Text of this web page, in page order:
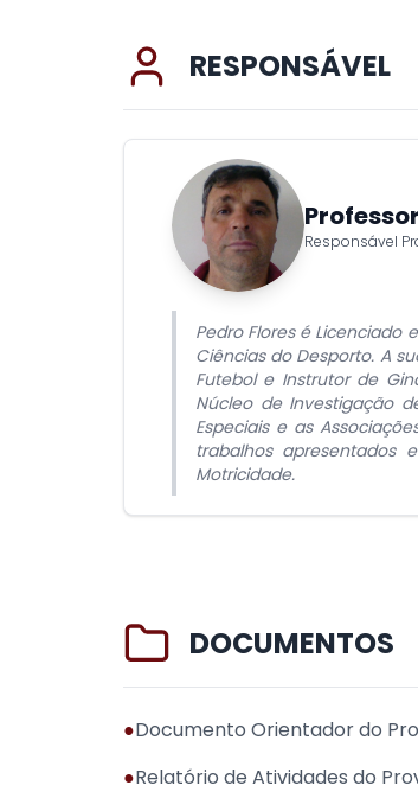
RESPONSÁVEL
Responsável
Pedro Flores é Licenciado
Ciências do Desporto. A
Futebol e Instrutor de
Núcleo de Investigação
Especiais e as
trabalhos apresentados
Motricidade.
DOCUMENTOS
●Documento Orientador do
●Relatório de Atividades do